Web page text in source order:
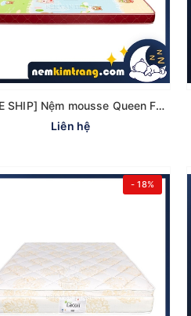
[FREE SHIP] Nệm mousse Queen Foam 5N – Vải Cotton Vạn Thành - CHÍNH HÃNG, BẢO HÀNH 5 NĂM
Liên hệ
- 18%